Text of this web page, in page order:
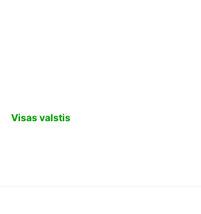
Visas valstis